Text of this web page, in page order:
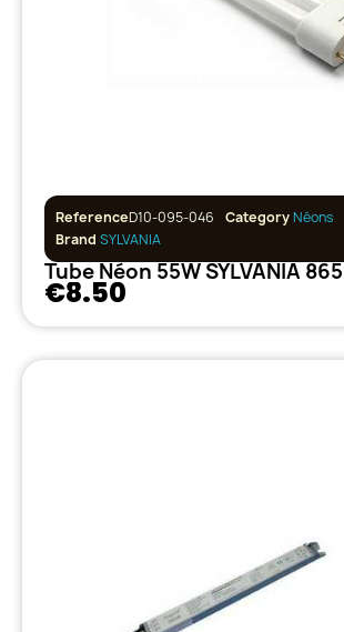
ReferenceD10-095-046 CategoryNéons
Brand SYLVANIA
Tube Néon 55W SYLVANIA 865
€8.50